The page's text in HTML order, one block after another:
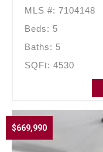
MLS #: 7104148
Beds: 5
Baths: 5
SQFt: 4530
$669,990